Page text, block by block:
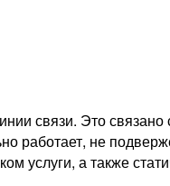
связи. Это
работает, не
услуги, а также